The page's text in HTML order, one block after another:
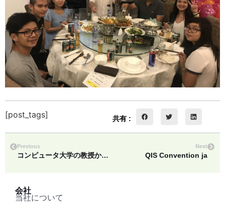
[post_tags] 共有 :
Previous
コンピュータ大学の教授から感謝の贈り物（Dawei）
Next
QIS Convention ja
会社
当社について